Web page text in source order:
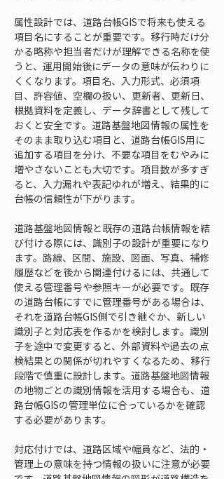
属性設計では、道路台帳GISで将来も使える
項目名にすることが重要です。移行時だけ分
かる略称や担当者だけが理解できる名称を使
うと、運用開始後にデータの意味が伝わりに
くくなります。項目名、入力形式、必須項
目、許容値、空欄の扱い、更新者、更新日、
根拠資料を定義し、データ辞書として残して
おくと安全です。道路基盤地図情報の属性を
そのまま取り込む項目と、道路台帳GIS用に
追加する項目を分け、不要な項目をむやみに
増やさないことも大切です。項目数が多すぎ
ると、入力漏れや表記ゆれが増え、結果的に
台帳の信頼性が下がります。
道路基盤地図情報と既存の道路台帳情報を結
び付ける際には、識別子の設計が重要になり
ます。路線、区間、施設、図面、写真、補修
履歴などを後から関連付けるには、共通して
使える管理番号や参照キーが必要です。既存
の道路台帳にすでに管理番号がある場合は、
それを道路台帳GIS側で引き継ぐか、新しい
識別子と対応表を作るかを検討します。識別
子を途中で変更すると、外部資料や過去の点
検結果との関係が切れやすくなるため、移行
段階で慎重に設計します。道路基盤地図情報
の地物ごとの識別情報を活用する場合も、道
路台帳GISの管理単位に合っているかを確認
する必要があります。
対応付けでは、道路区域や幅員など、法的・
管理上の意味を持つ情報の扱いに注意が必要